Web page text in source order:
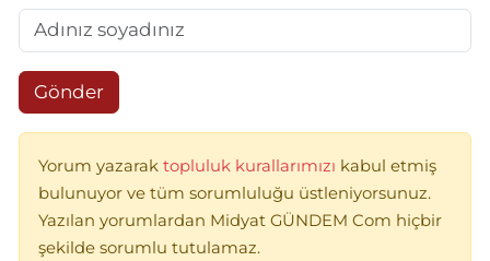
Gönder
Yorum yazarak topluluk kurallarımızı kabul etmiş
bulunuyor ve tüm sorumluluğu üstleniyorsunuz.
Yazılan yorumlardan Midyat GÜNDEM Com hiçbir
şekilde sorumlu tutulamaz.